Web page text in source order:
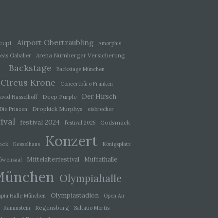
Airport Obertraubling
Amorphis
Gabalier
Arena Nürnberger Versicherung
Backstage Backstage München
Circus Krone
Concertbüro Franken
Hasselhoff
Deep Purple Der Hirsch
Die Prinzen Dropkick Murphys eisbrecher
festival 2024 festival 2025 Godsmack
Kesselhaus Konzert Königsplatz
Mittelalterfestival Muffathalle
Olympiahalle
Halle München Olympiastadion
Open Air
Rammstein
Regensburg Saltatio Mortis